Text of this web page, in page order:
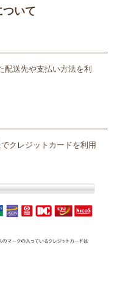
いて
送先や支払い方法を利
クレジットカードを利用